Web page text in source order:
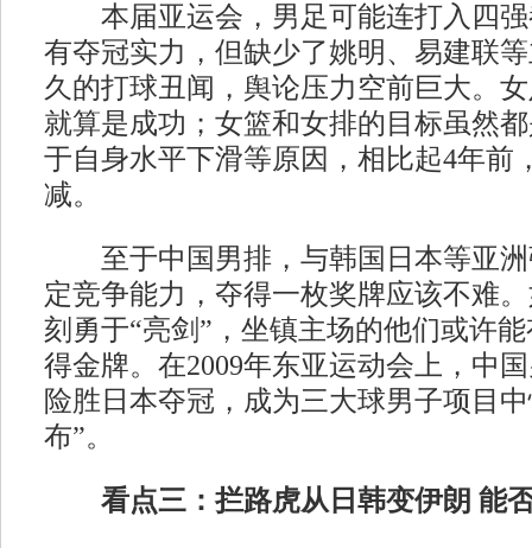
本届亚运会，男足可能连打入四强
有夺冠实力，但缺少了姚明、易建联
久的打球丑闻，舆论压力空前巨大。
就算是成功；女篮和女排的目标虽然
于自身水平下滑等原因，相比起4年前
减。
至于中国男排，与韩国日本等亚洲
定竞争能力，夺得一枚奖牌应该不难
刻勇于“亮剑”，坐镇主场的他们或许
得金牌。在2009年东亚运动会上，中
险胜日本夺冠，成为三大球男子项目
布”。
看点三：拦路虎从日韩变伊朗 能